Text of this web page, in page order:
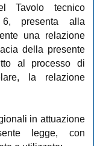
Tavolo tecnico
presenta alla
una relazione
della presente
al processo di
la relazione
in attuazione
legge, con